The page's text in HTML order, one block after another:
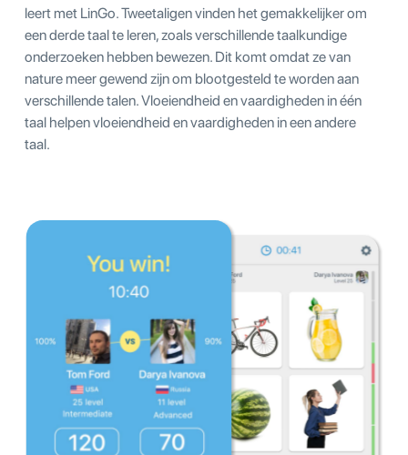
leert met LinGo. Tweetaligen vinden het gemakkelijker om
een derde taal te leren, zoals verschillende taalkundige
onderzoeken hebben bewezen. Dit komt omdat ze van
nature meer gewend zijn om blootgesteld te worden aan
verschillende talen. Vloeiendheid en vaardigheden in één
taal helpen vloeiendheid en vaardigheden in een andere
taal.